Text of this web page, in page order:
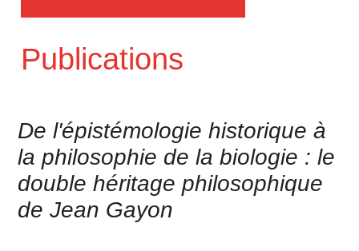
Publications
De l'épistémologie historique à
la philosophie de la biologie : le
double héritage philosophique
de Jean Gayon